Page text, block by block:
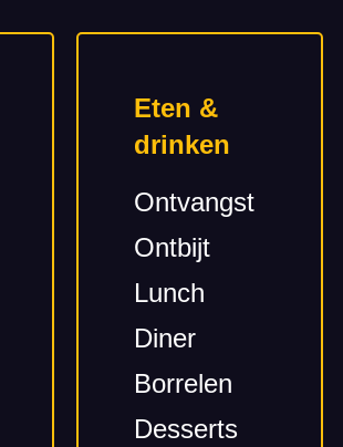
Eten &
drinken
Ontvangst
Ontbijt
Lunch
Diner
Borrelen
Desserts